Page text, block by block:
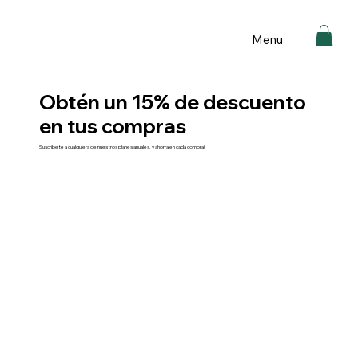
Menu
Obtén un 15% de descuento
en tus compras
Suscríbete a cualquiera de nuestros planes anuales, y ahorra en cada compra!